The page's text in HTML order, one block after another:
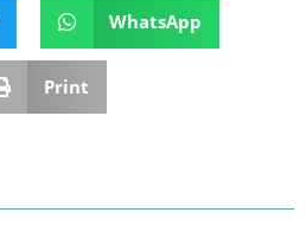
WhatsApp
Print